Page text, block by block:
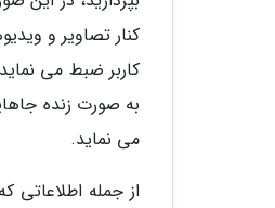
کاربر ضبط می
می نماید.
از جمله